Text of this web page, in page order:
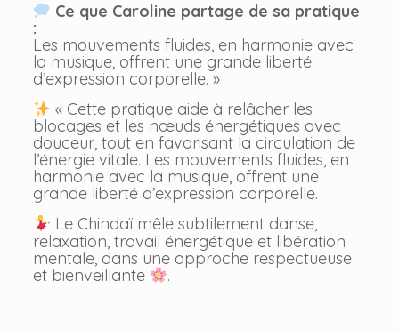
Ce que Caroline partage de sa pratique
:
Les mouvements fluides, en harmonie avec
la musique, offrent une grande liberté
d’expression corporelle. »
« Cette pratique aide à relâcher les
blocages et les nœuds énergétiques avec
douceur, tout en favorisant la circulation de
l’énergie vitale. Les mouvements fluides, en
harmonie avec la musique, offrent une
grande liberté d’expression corporelle.
Le Chindaï mêle subtilement danse,
relaxation, travail énergétique et libération
mentale, dans une approche respectueuse
et bienveillante
.